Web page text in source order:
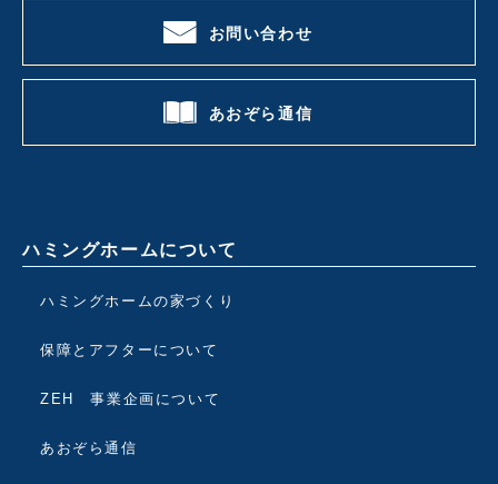
お問い合わせ
あおぞら通信
ハミングホームについて
ハミングホームの家づくり
保障とアフターについて
ZEH 事業企画について
あおぞら通信